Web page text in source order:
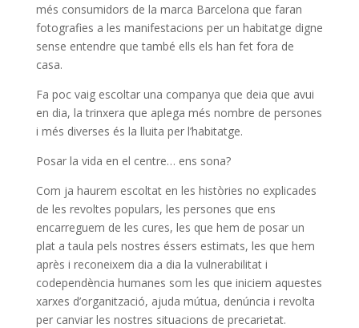
més consumidors de la marca Barcelona que faran
fotografies a les manifestacions per un habitatge digne
sense entendre que també ells els han fet fora de
casa.
Fa poc vaig escoltar una companya que deia que avui
en dia, la trinxera que aplega més nombre de persones
i més diverses és la lluita per l’habitatge.
Posar la vida en el centre… ens sona?
Com ja haurem escoltat en les històries no explicades
de les revoltes populars, les persones que ens
encarreguem de les cures, les que hem de posar un
plat a taula pels nostres éssers estimats, les que hem
après i reconeixem dia a dia la vulnerabilitat i
codependència humanes som les que iniciem aquestes
xarxes d’organització, ajuda mútua, denúncia i revolta
per canviar les nostres situacions de precarietat.